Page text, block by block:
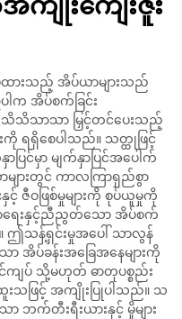
ထားသည့် အိပ်ယာများသည်
ါက အိပ်စက်ခြင်း
သိသာသာ မြှင့်တင်ပေးသည့်
းကို ရရှိစေပါသည်။ သတ္ထုဖြင့်
ြင်မှာ မျက်နှာပြင်အပေါက်
ာများတွင် ကာလကြာရှည်စွာ
ဇီဝဖြစ်မှုများကို စုပ်ယူမှုကို
မာရေးနှင့်ညီညွတ်သော အိပ်စက်
။ ဤသန့်ရှင်းမှုအပေါ် သာလွန်
အိပ်ခန်းအခြေအနေများကို
ကျပ် သို့မဟုတ် ဓာတုပစ္စည်း
သဖြင့် အကျိုးပြုပါသည်။ သ
ော ဘက်တီးရီးယားနှင့် မှိုများ